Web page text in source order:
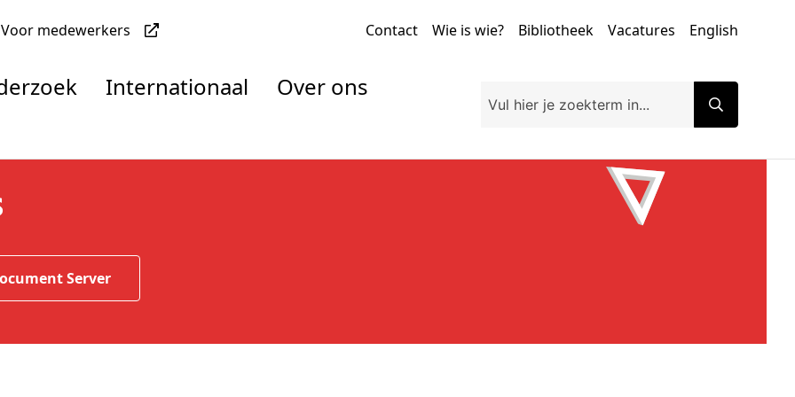
Voor medewerkers Contact Wie is wie? Bibliotheek Vacatures English
Internationaal
Over ons
Document Server